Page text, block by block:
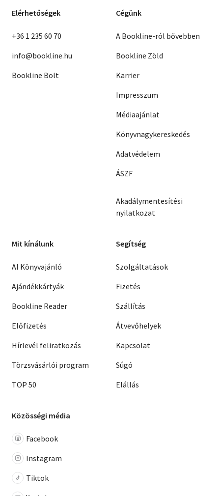
Elérhetőségek
+36 1 235 60 70
info@bookline.hu
Bookline Bolt
Cégünk
A Bookline-ról bővebben
Bookline Zöld
Karrier
Impresszum
Médiaajánlat
Könyvnagykereskedés
Adatvédelem
ÁSZF
Akadálymentesítési
nyilatkozat
Mit kínálunk
AI Könyvajánló
Ajándékkártyák
Bookline Reader
Előfizetés
Hírlevél feliratkozás
Törzsvásárlói program
TOP 50
Segítség
Szolgáltatások
Fizetés
Szállítás
Átvevőhelyek
Kapcsolat
Súgó
Elállás
Közösségi média
Facebook
Instagram
Tiktok